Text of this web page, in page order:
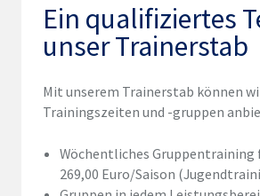
Ein qualifiziertes
unser Trainerstab
Mit unserem Trainerstab können
Trainingszeiten und -gruppen
Wöchentliches Gruppentraining
269,00 Euro/Saison